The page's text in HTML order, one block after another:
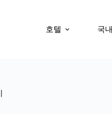
호텔 국